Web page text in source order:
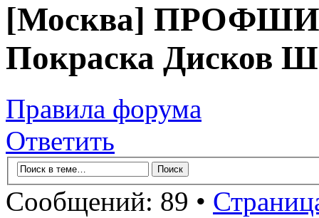
[Москва]
Покраска Дисков
Правила форума
Ответить
Сообщений: 89 •